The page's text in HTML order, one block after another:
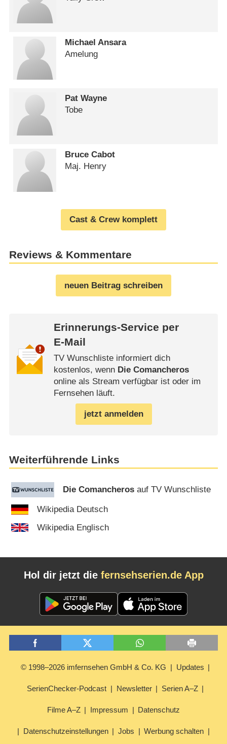
Michael Ansara
Amelung
Pat Wayne
Tobe
Bruce Cabot
Maj. Henry
Cast & Crew komplett
Reviews & Kommentare
neuen Beitrag schreiben
Erinnerungs-Service per
E-Mail
TV Wunschliste informiert dich
kostenlos, wenn Die Comancheros
online als Stream verfügbar ist oder im
Fernsehen läuft.
jetzt anmelden
Weiterführende Links
Die Comancheros auf TV Wunschliste
Wikipedia Deutsch
Wikipedia Englisch
Hol dir jetzt die fernsehserien.de App
© 1998–2026 imfernsehen GmbH & Co. KG Updates
SerienChecker-Podcast Newsletter Serien A–Z
Filme A–Z Impressum Datenschutz
Datenschutzeinstellungen Jobs Werbung schalten